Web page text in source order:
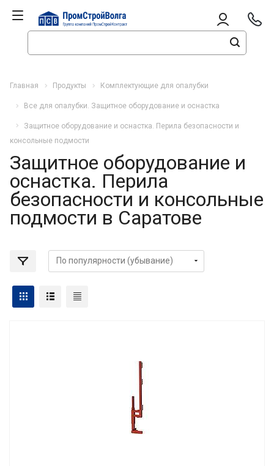
Главная Продукты Комплектующие для опалубки
Все для опалубки. Защитное оборудование и оснастка
Защитное оборудование и оснастка. Перила безопасности и
консольные подмости
Защитное оборудование и
оснастка. Перила
безопасности и консольные
подмости в Саратове